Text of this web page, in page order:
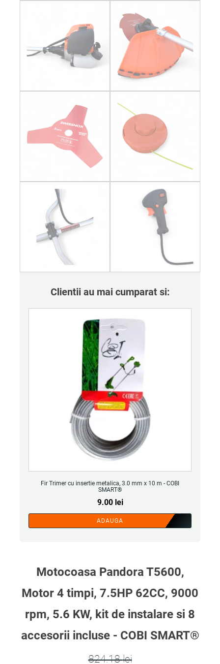
Clientii au mai cumparat si:
Fir Trimer cu insertie metalica, 3.0 mm x 10 m - COBI
SMART®
9.00 lei
ADAUGA
Motocoasa Pandora T5600,
Motor 4 timpi, 7.5HP 62CC, 9000
rpm, 5.6 KW, kit de instalare si 8
accesorii incluse - COBI SMART®
824.18lei